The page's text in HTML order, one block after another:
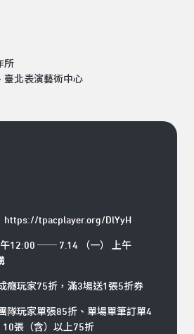
所
臺北表演藝術中心
https://tpacplayer.org/DlYyH
午12:00 ── 7.14 （一） 上午
玩家75折，滿3場送1張5折券
玩家單張85折、單場單筆訂單4
張（含）以上75折